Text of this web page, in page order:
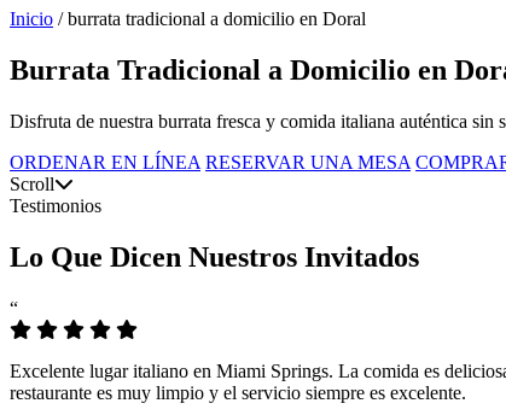
Inicio / burrata tradicional a domicilio en Doral
Burrata Tradicional a Domicilio en
Disfruta de nuestra burrata fresca y comida italiana auténtica
ORDENAR EN LÍNEA RESERVAR UNA MESA
Scroll
Testimonios
Lo Que Dicen Nuestros Invitados
“
Excelente lugar italiano en Miami Springs. La comida es
restaurante es muy limpio y el servicio siempre es excelente.